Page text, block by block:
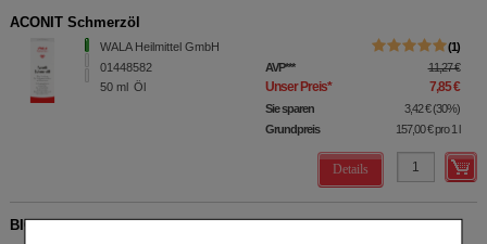
ACONIT Schmerzöl
WALA Heilmittel GmbH
01448582
50 ml Öl
1
AVP*** 11,27 €
Unser Preis* 7,85 €
Sie sparen 3,42 € (30%)
Grundpreis
157,00 €pro 1 l
Details
BIOLECTRA Magnesium 400 mg Nerven & Muskeln Vital